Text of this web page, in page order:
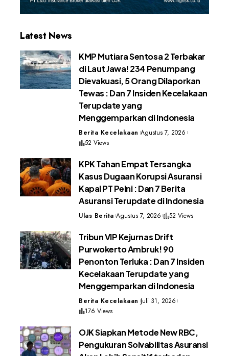
Latest News
KMP Mutiara Sentosa 2 Terbakar
di Laut Jawa! 234 Penumpang
Dievakuasi, 5 Orang Dilaporkan
Tewas : Dan 7 Insiden Kecelakaan
Terupdate yang
Menggemparkan di Indonesia
Berita Kecelakaan Agustus 7, 2026
52 Views
KPK Tahan Empat Tersangka
Kasus Dugaan Korupsi Asuransi
Kapal PT Pelni : Dan 7 Berita
Asuransi Terupdate di Indonesia
Ulas Berita Agustus 7, 2026 52 Views
Tribun VIP Kejurnas Drift
Purwokerto Ambruk! 90
Penonton Terluka : Dan 7 Insiden
Kecelakaan Terupdate yang
Menggemparkan di Indonesia
Berita Kecelakaan Juli 31, 2026
176 Views
OJK Siapkan Metode New RBC,
Pengukuran Solvabilitas Asuransi